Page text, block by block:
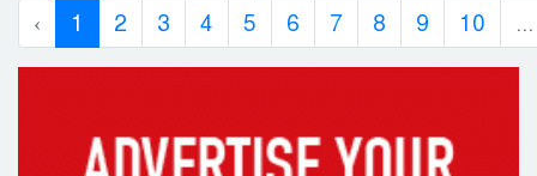
‹ 1 2 3 4 5 6 7 8 9 10 ...